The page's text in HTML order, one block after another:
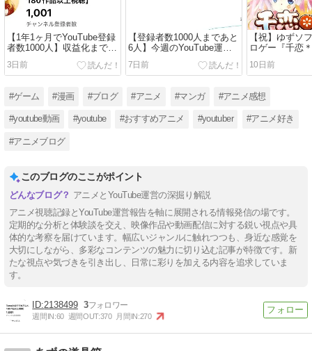
【1年1ヶ月でYouTube登録
者数1000人】収益化までの
軌跡と継続できた理由3選
3日前
【登録者数1000人まであと
6人】今週のYouTube運営
報告(7月25日〜7月31日）
7日前
【祝】ゆずソ
ロゲー『千恋
メ化決定！【
女ゲーム】
10日前
#ゲーム #漫画 #ブログ #アニメ #マンガ #アニメ感想
#youtube動画 #youtube #おすすめアニメ #youtuber #アニメ好き
#アニメブログ
このブログのここがポイント
アニメとYouTube運営の深掘り解説
アニメ視聴記録とYouTube運営報告を軸に展開される情報発信の場です。
定期的な分析と体験談を交え、映像作品や動画配信に対する鋭い視点や具
体的な考察を届けています。幅広いジャンルに触れつつも、身近な感覚を
大切にしながら、多彩なコンテンツの魅力に切り込む記事が特徴です。新
たな視点や気づきを引き出し、日常に彩りを加える内容を追求していま
す。
2138499 3
週間IN:60 週間OUT:370 月間IN:270